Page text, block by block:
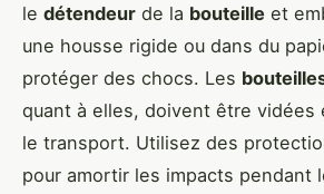
le détendeur de la bouteille et
une housse rigide ou dans du
protéger des chocs. Les
quant à elles, doivent être vidées
le transport. Utilisez des
pour amortir les impacts pendant